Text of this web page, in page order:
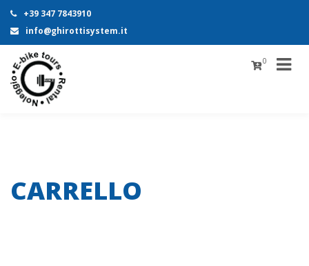
+39 347 7843910
info@ghirottisystem.it
0
CARRELLO